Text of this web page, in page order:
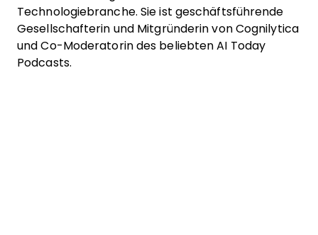
Technologiebranche. Sie ist geschäftsführende
Gesellschafterin und Mitgründerin von Cognilytica
und Co-Moderatorin des beliebten AI Today
Podcasts.